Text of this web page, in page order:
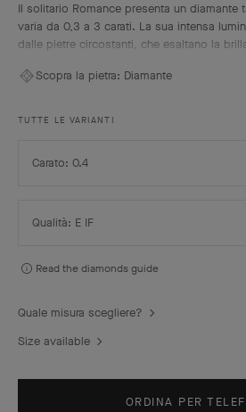
Il solitario Romance presenta un diamante
varia da 0,3 a 3 carati. La sua intensa
dalle pietre circostanti, che esaltano la
criteri più rigorosi, da D a E per il colore, e
Van Cleef & Arpels. Il solitario si abbina alla
Scopra la pietra: Diamante
TUTTE LE VARIANTI
Carato
Carato: 0.4
Qualità
Qualità: E IF
Read the diamonds guide
Quale misura scegliere?
Size available
ORDINA PER